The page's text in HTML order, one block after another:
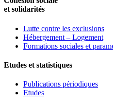
et solidarités
Lutte contre les exclusions
Hébergement – Logement
Formations sociales et
Etudes et statistiques
Publications périodiques
Etudes